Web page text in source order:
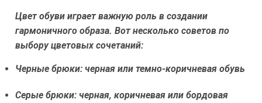
Цвет обуви играет важную роль в создании
гармоничного образа. Вот несколько советов по
выбору цветовых сочетаний:
Черные брюки: черная или темно-коричневая обувь
Серые брюки: черная, коричневая или бордовая